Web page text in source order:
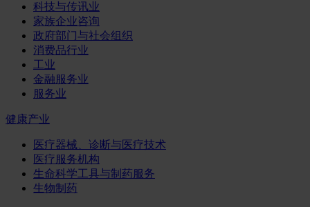
科技与传讯业
家族企业咨询
政府部门与社会组织
消费品行业
工业
金融服务业
服务业
健康产业
医疗器械、诊断与医疗技术
医疗服务机构
生命科学工具与制药服务
生物制药